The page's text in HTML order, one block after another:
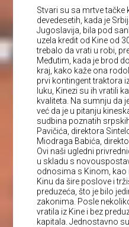
Stvari su sa mrtve tačke
devedesetih, kada je
Jugoslavija, bila pod
uzela kredit od Kine od
trebalo da vrati u robi,
Međutim, kada je brod
kraj, kako kaže ona
prvi kontingent traktora
luku, Kinezi su ih vratili
kvaliteta. Na sumnju da
već da je u pitanju
sudbina poznatih
Pavičića, direktora
Miodraga Babića,
Ovi naši ugledni
u skladu s
odnosima s Kinom, kao
Kinu da šire poslove i
preduzeća, što je bilo
zakonima. Posle
vratila iz Kine i bez
kapitala. Jednostavno